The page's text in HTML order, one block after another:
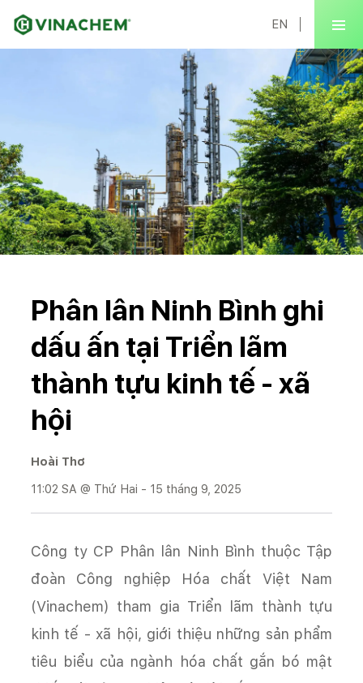
EN
Phân lân Ninh Bình ghi
dấu ấn tại Triển lãm
thành tựu kinh tế - xã
hội
Hoài Thơ
11:02 SA @ Thứ Hai - 15 tháng 9, 2025
Công ty CP Phân lân Ninh Bình thuộc Tập
đoàn Công nghiệp Hóa chất Việt Nam
(Vinachem) tham gia Triển lãm thành tựu
kinh tế - xã hội, giới thiệu những sản phẩm
tiêu biểu của ngành hóa chất gắn bó mật